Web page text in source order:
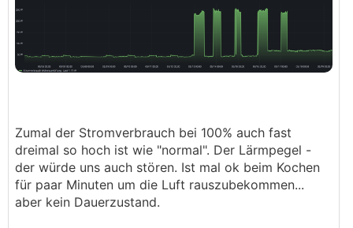
Zumal der Stromverbrauch bei 100% auch fast
dreimal so hoch ist wie "normal". Der Lärmpegel -
der würde uns auch stören. Ist mal ok beim Kochen
für paar Minuten um die Luft rauszubekommen...
aber kein Dauerzustand.